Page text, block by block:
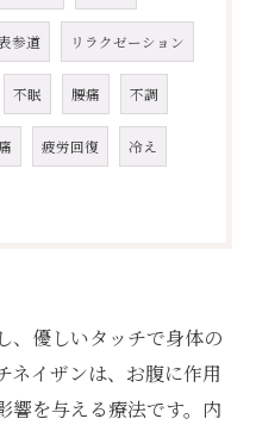
参道 リラクゼーション
不眠 腰痛 不調
疲労回復 冷え
、優しいタッチで身体の
ネイザンは、お腹に作用
響を与える療法です。内